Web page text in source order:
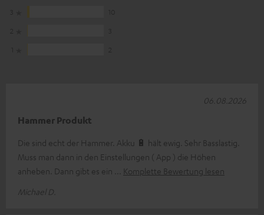
Hammer Produkt
Die sind echt der Hammer. Akku 🔋 hält ewig. Sehr Basslastig.
Muss man dann in den Einstellungen ( App ) die Höhen
anheben. Dann gibt es ein
Komplette Bewertung lesen
Michael D.
06.08.2026